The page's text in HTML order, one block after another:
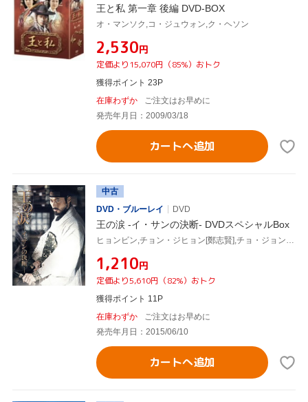
王と私 第一章 後編 DVD-BOX
オ・マンソク,コ・ジュウォン,ク・ヘソン
¥2,530円
定価より15,070円（85%）おトク
獲得ポイント 23P
在庫わずか
ご注文はお早めに
発売年月日：2009/03/18
カートへ追加
中古
DVD・ブルーレイ
DVD
王の涙 -イ・サンの決断- DVDスペシャルBox
ヒョンビン,チョン・ジヒョン[鄭志賢],チョ・ジョンソク,イ・ジェギュ(監督)
¥1,210円
定価より5,610円（82%）おトク
獲得ポイント 11P
在庫わずか
ご注文はお早めに
発売年月日：2015/06/10
カートへ追加